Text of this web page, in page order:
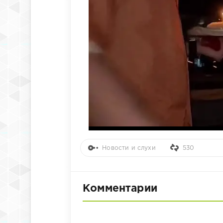
Новости и слухи 530
Комментарии